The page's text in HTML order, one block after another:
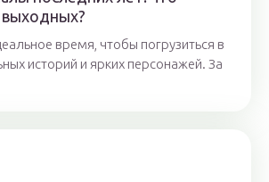
время, чтобы погрузиться в
историй и ярких персонажей. За